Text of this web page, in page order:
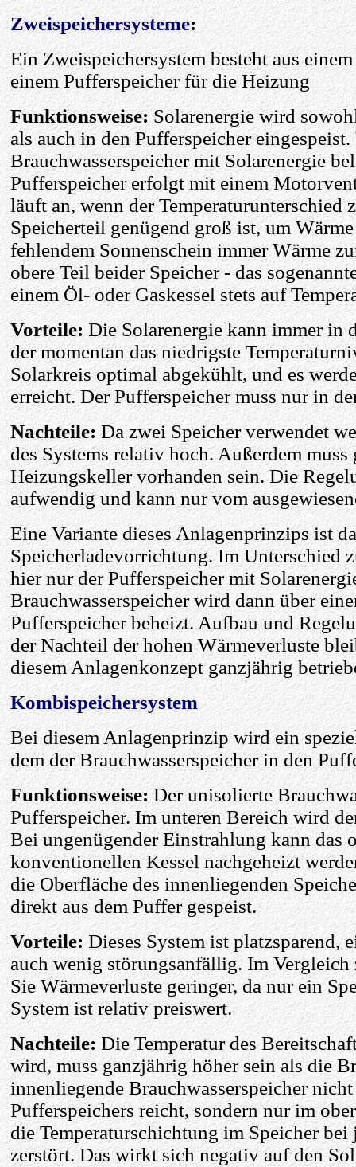
Zweispeichersysteme:
Ein Zweispeichersystem besteht aus
einem Pufferspeicher für die Heizung
Funktionsweise:Solarenergie wird
als auch in den Pufferspeicher
Brauchwasserspeicher mit Solarenergie
Pufferspeicher erfolgt mit einem
läuft an, wenn der
Speicherteil genügend groß ist, um
fehlendem Sonnenschein immer Wärme
obere Teil beider Speicher - das
einem Öl- oder Gaskessel stets auf
Vorteile:Die Solarenergie kann immer in
der momentan das niedrigste
Solarkreis optimal abgekühlt, und es
erreicht. Der Pufferspeicher muss nur in
Nachteile:Da zwei Speicher verwendet
des Systems relativ hoch. Außerdem
Heizungskeller vorhanden sein. Die
aufwendig und kann nur vom
Eine Variante dieses Anlagenprinzips ist
Speicherladevorrichtung. Im Unterschied
hier nur der Pufferspeicher mit
Brauchwasserspeicher wird dann über
Pufferspeicher beheizt. Aufbau und
der Nachteil der hohen Wärmeverluste
diesem Anlagenkonzept ganzjährig
Kombispeichersystem
Bei diesem Anlagenprinzip wird ein
dem der Brauchwasserspeicher in den
Funktionsweise:Der unisolierte
Pufferspeicher. Im unteren Bereich wird
Bei ungenügender Einstrahlung kann das
konventionellen Kessel nachgeheizt
die Oberfläche des innenliegenden
direkt aus dem Puffer gespeist.
Vorteile:Dieses System ist platzsparend,
auch wenig störungsanfällig. Im
Sie Wärmeverluste geringer, da nur ein
System ist relativ preiswert.
Nachteile:Die Temperatur des
wird, muss ganzjährig höher sein als die
innenliegende Brauchwasserspeicher
Pufferspeichers reicht, sondern nur im
die Temperaturschichtung im Speicher
zerstört. Das wirkt sich negativ auf den